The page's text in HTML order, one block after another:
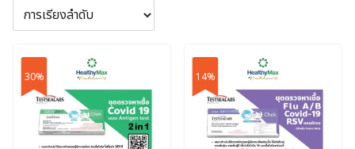
าพเฉพาะคุณ
ศษสมาชิก
สุขภาพ
30% 14%